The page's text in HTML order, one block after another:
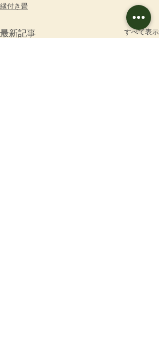
縁付き畳
最新記事 すべて表示